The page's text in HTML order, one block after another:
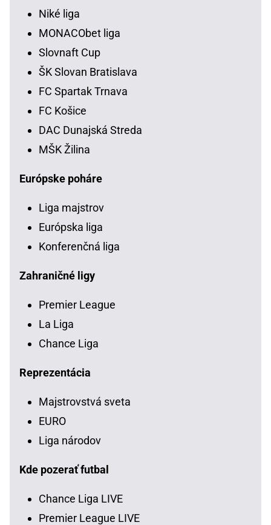
Niké liga
MONACObet liga
Slovnaft Cup
ŠK Slovan Bratislava
FC Spartak Trnava
FC Košice
DAC Dunajská Streda
MŠK Žilina
Európske poháre
Liga majstrov
Európska liga
Konferenčná liga
Zahraničné ligy
Premier League
La Liga
Chance Liga
Reprezentácia
Majstrovstvá sveta
EURO
Liga národov
Kde pozerať futbal
Chance Liga LIVE
Premier League LIVE